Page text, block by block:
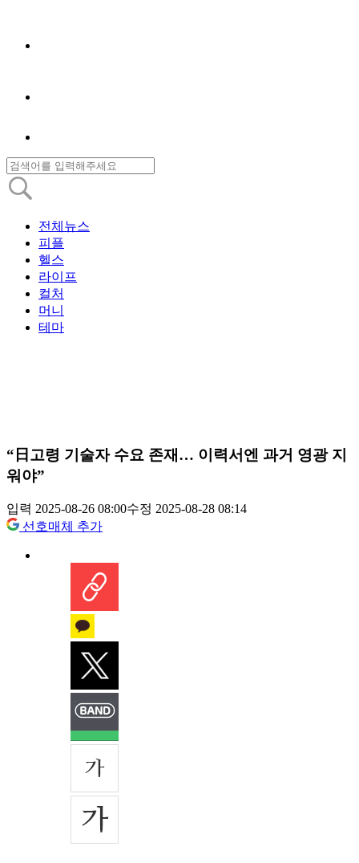
전체뉴스
피플
헬스
라이프
컬처
머니
테마
“日고령 기술자 수요 존재… 이력서엔 과거 영광 지
워야”
입력 2025-08-26 08:00수정 2025-08-28 08:14
선호매체 추가